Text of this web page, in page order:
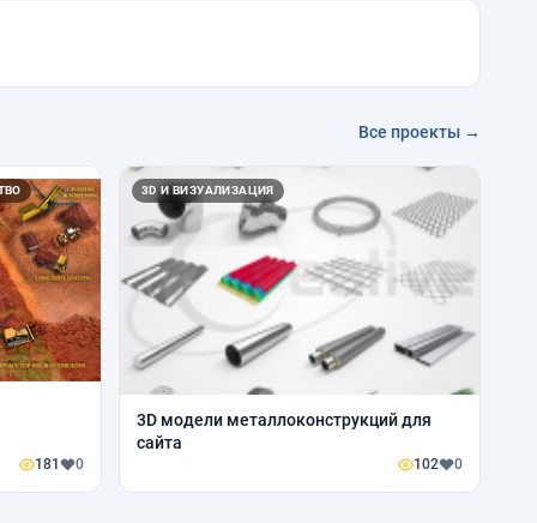
Все проекты →
181 0
3D И ВИЗУАЛИЗАЦИЯ
3D модели металлоконструкций для
сайта
102 0